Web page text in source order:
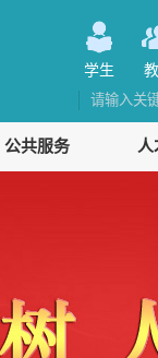
学生
公共服务